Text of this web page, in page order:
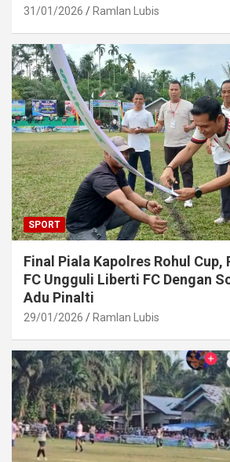
31/01/2026 Ramlan Lubis
SPORT
Final Piala Kapolres Rohul Cup,
FC Ungguli Liberti FC Dengan
Adu Pinalti
29/01/2026 Ramlan Lubis